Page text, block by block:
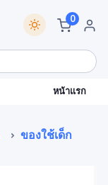
0
หน้าแรก
ของใช้เด็ก